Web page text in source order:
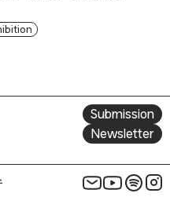
Submission
Newsletter